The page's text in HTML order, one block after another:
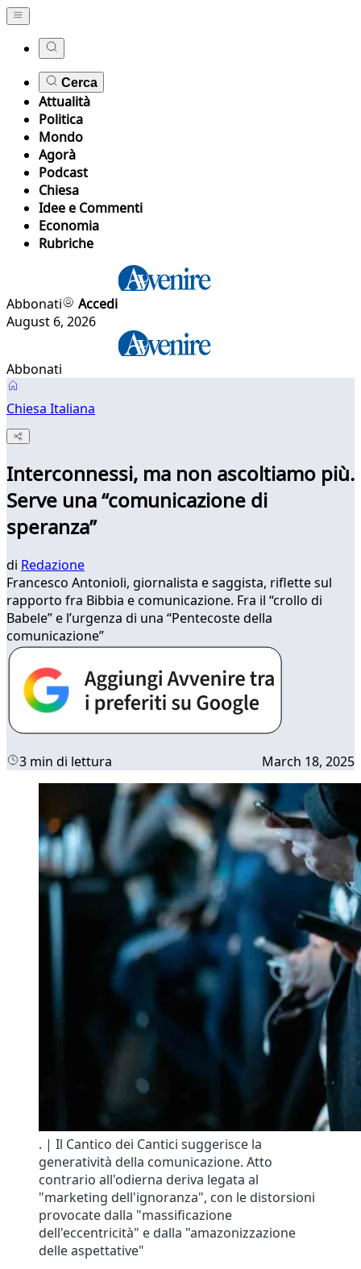
Cerca
Attualità
Politica
Mondo
Agorà
Podcast
Chiesa
Idee e Commenti
Economia
Rubriche
Abbonati
Accedi
August 6, 2026
Abbonati
Chiesa Italiana
Interconnessi, ma non ascoltiamo più.
Serve una “comunicazione di
speranza”
di Redazione
Francesco Antonioli, giornalista e saggista, riflette sul
rapporto fra Bibbia e comunicazione. Fra il “crollo di
Babele” e l’urgenza di una “Pentecoste della
comunicazione”
3 min di lettura March 18, 2025
. | Il Cantico dei Cantici suggerisce la
generatività della comunicazione. Atto
contrario all'odierna deriva legata al
"marketing dell'ignoranza", con le distorsioni
provocate dalla "massificazione
dell'eccentricità" e dalla "amazonizzazione
delle aspettative"